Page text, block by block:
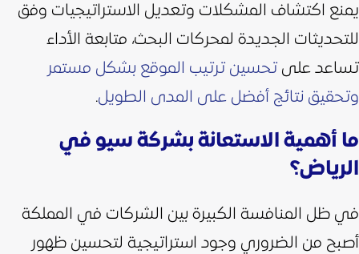
يمنع اكتشاف المشكلات وتعديل الاستراتيجيات وفق
للتحديثات الجديدة لمحركات البحث، متابعة الأداء
تساعد على تحسين ترتيب الموقع بشكل مستمر
وتحقيق نتائج أفضل على المدى الطويل.
ما أهمية الاستعانة بشركة سيو في
الرياض؟
في ظل المنافسة الكبيرة بين الشركات في المملكة
أصبح من الضروري وجود استراتيجية لتحسين ظهور